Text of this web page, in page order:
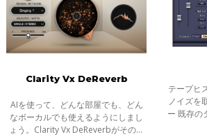
Clarity Vx DeReverb
AIを使って、どんな部屋でも、どん
なボーカルでも使えるようにしまし
ょう。Clarity Vx DeReverbがその作
テープヒ
ノイズを
ー 既存の